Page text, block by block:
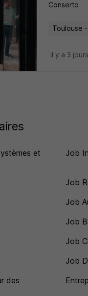
Conserto
Toulouse -
il y a 3 jours
et
Job
Job
Job
Job
Job
Job
des